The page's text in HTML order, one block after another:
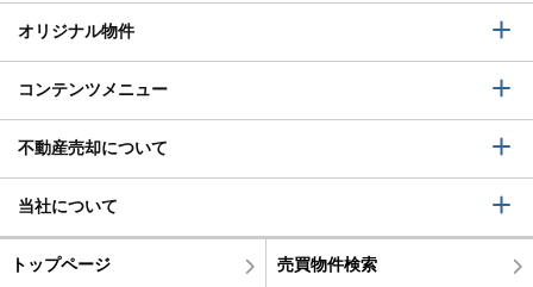
オリジナル物件
コンテンツメニュー
不動産売却について
当社について
トップページ 売買物件検索